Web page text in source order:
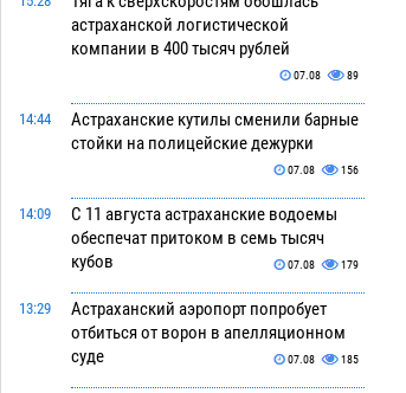
астраханской логистической
компании в 400 тысяч рублей
07.08 89
14:44
Астраханские кутилы сменили барные
стойки на полицейские дежурки
07.08 156
14:09
С 11 августа астраханские водоемы
обеспечат притоком в семь тысяч
кубов
07.08 179
13:29
Астраханский аэропорт попробует
отбиться от ворон в апелляционном
суде
07.08 185